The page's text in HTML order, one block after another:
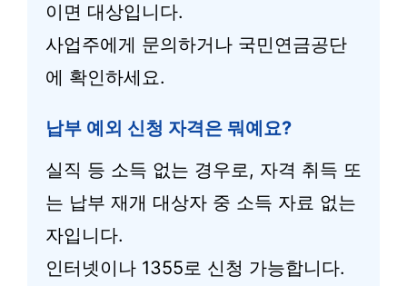
이면 대상입니다.
사업주에게 문의하거나 국민연금공단
에 확인하세요.
납부 예외 신청 자격은 뭐예요?
실직 등 소득 없는 경우로, 자격 취득 또
는 납부 재개 대상자 중 소득 자료 없는
자입니다.
인터넷이나 1355로 신청 가능합니다.